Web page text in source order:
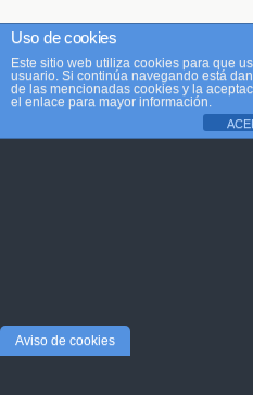
Uso de cookies
Este sitio web utiliza cookies para que
usuario. Si continúa navegando está
de las mencionadas cookies y la
el enlace para mayor información.
Aviso de cookies